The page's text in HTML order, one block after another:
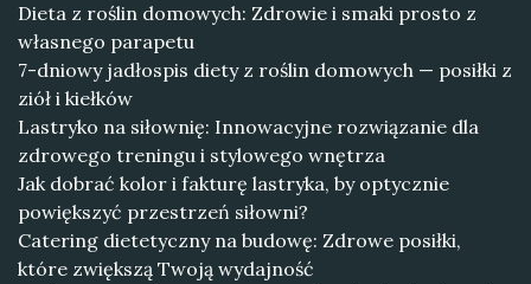
Dieta z roślin domowych: Zdrowie i smaki prosto z
własnego parapetu
7-dniowy jadłospis diety z roślin domowych — posiłki z
ziół i kiełków
Lastryko na siłownię: Innowacyjne rozwiązanie dla
zdrowego treningu i stylowego wnętrza
Jak dobrać kolor i fakturę lastryka, by optycznie
powiększyć przestrzeń siłowni?
Catering dietetyczny na budowę: Zdrowe posiłki,
które zwiększą Twoją wydajność